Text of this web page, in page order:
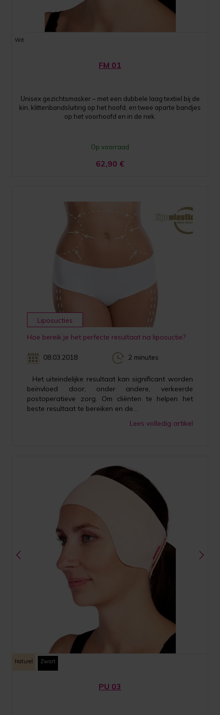
Wit
FM 01
Unisex gezichtsmasker – met een dubbele laag textiel bij de
kin, klittenbandsluiting op het hoofd, en twee aparte bandjes
op het voorhoofd en in de nek.
Op voorraad
62,90 €
Liposucties
Hoe bereik je het perfecte resultaat na liposuctie?
08.03.2018 2 minutes
Het uiteindelijke resultaat kan significant worden
beïnvloed door, onder andere, verkeerde
postoperatieve zorg. Om cliënten te helpen het
beste resultaat te bereiken en de...
Lees volledig artikel
Naturel Zwart
PU 03